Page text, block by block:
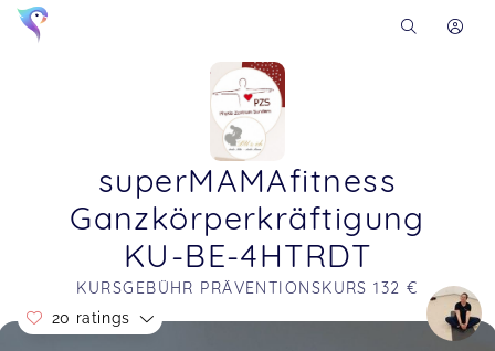
superMAMAfitness
Ganzkörperkräftigung
KU-BE-4HTRDT
KURSGEBÜHR PRÄVENTIONSKURS 132 €
Soon you will learn more about me here...
20 ratings